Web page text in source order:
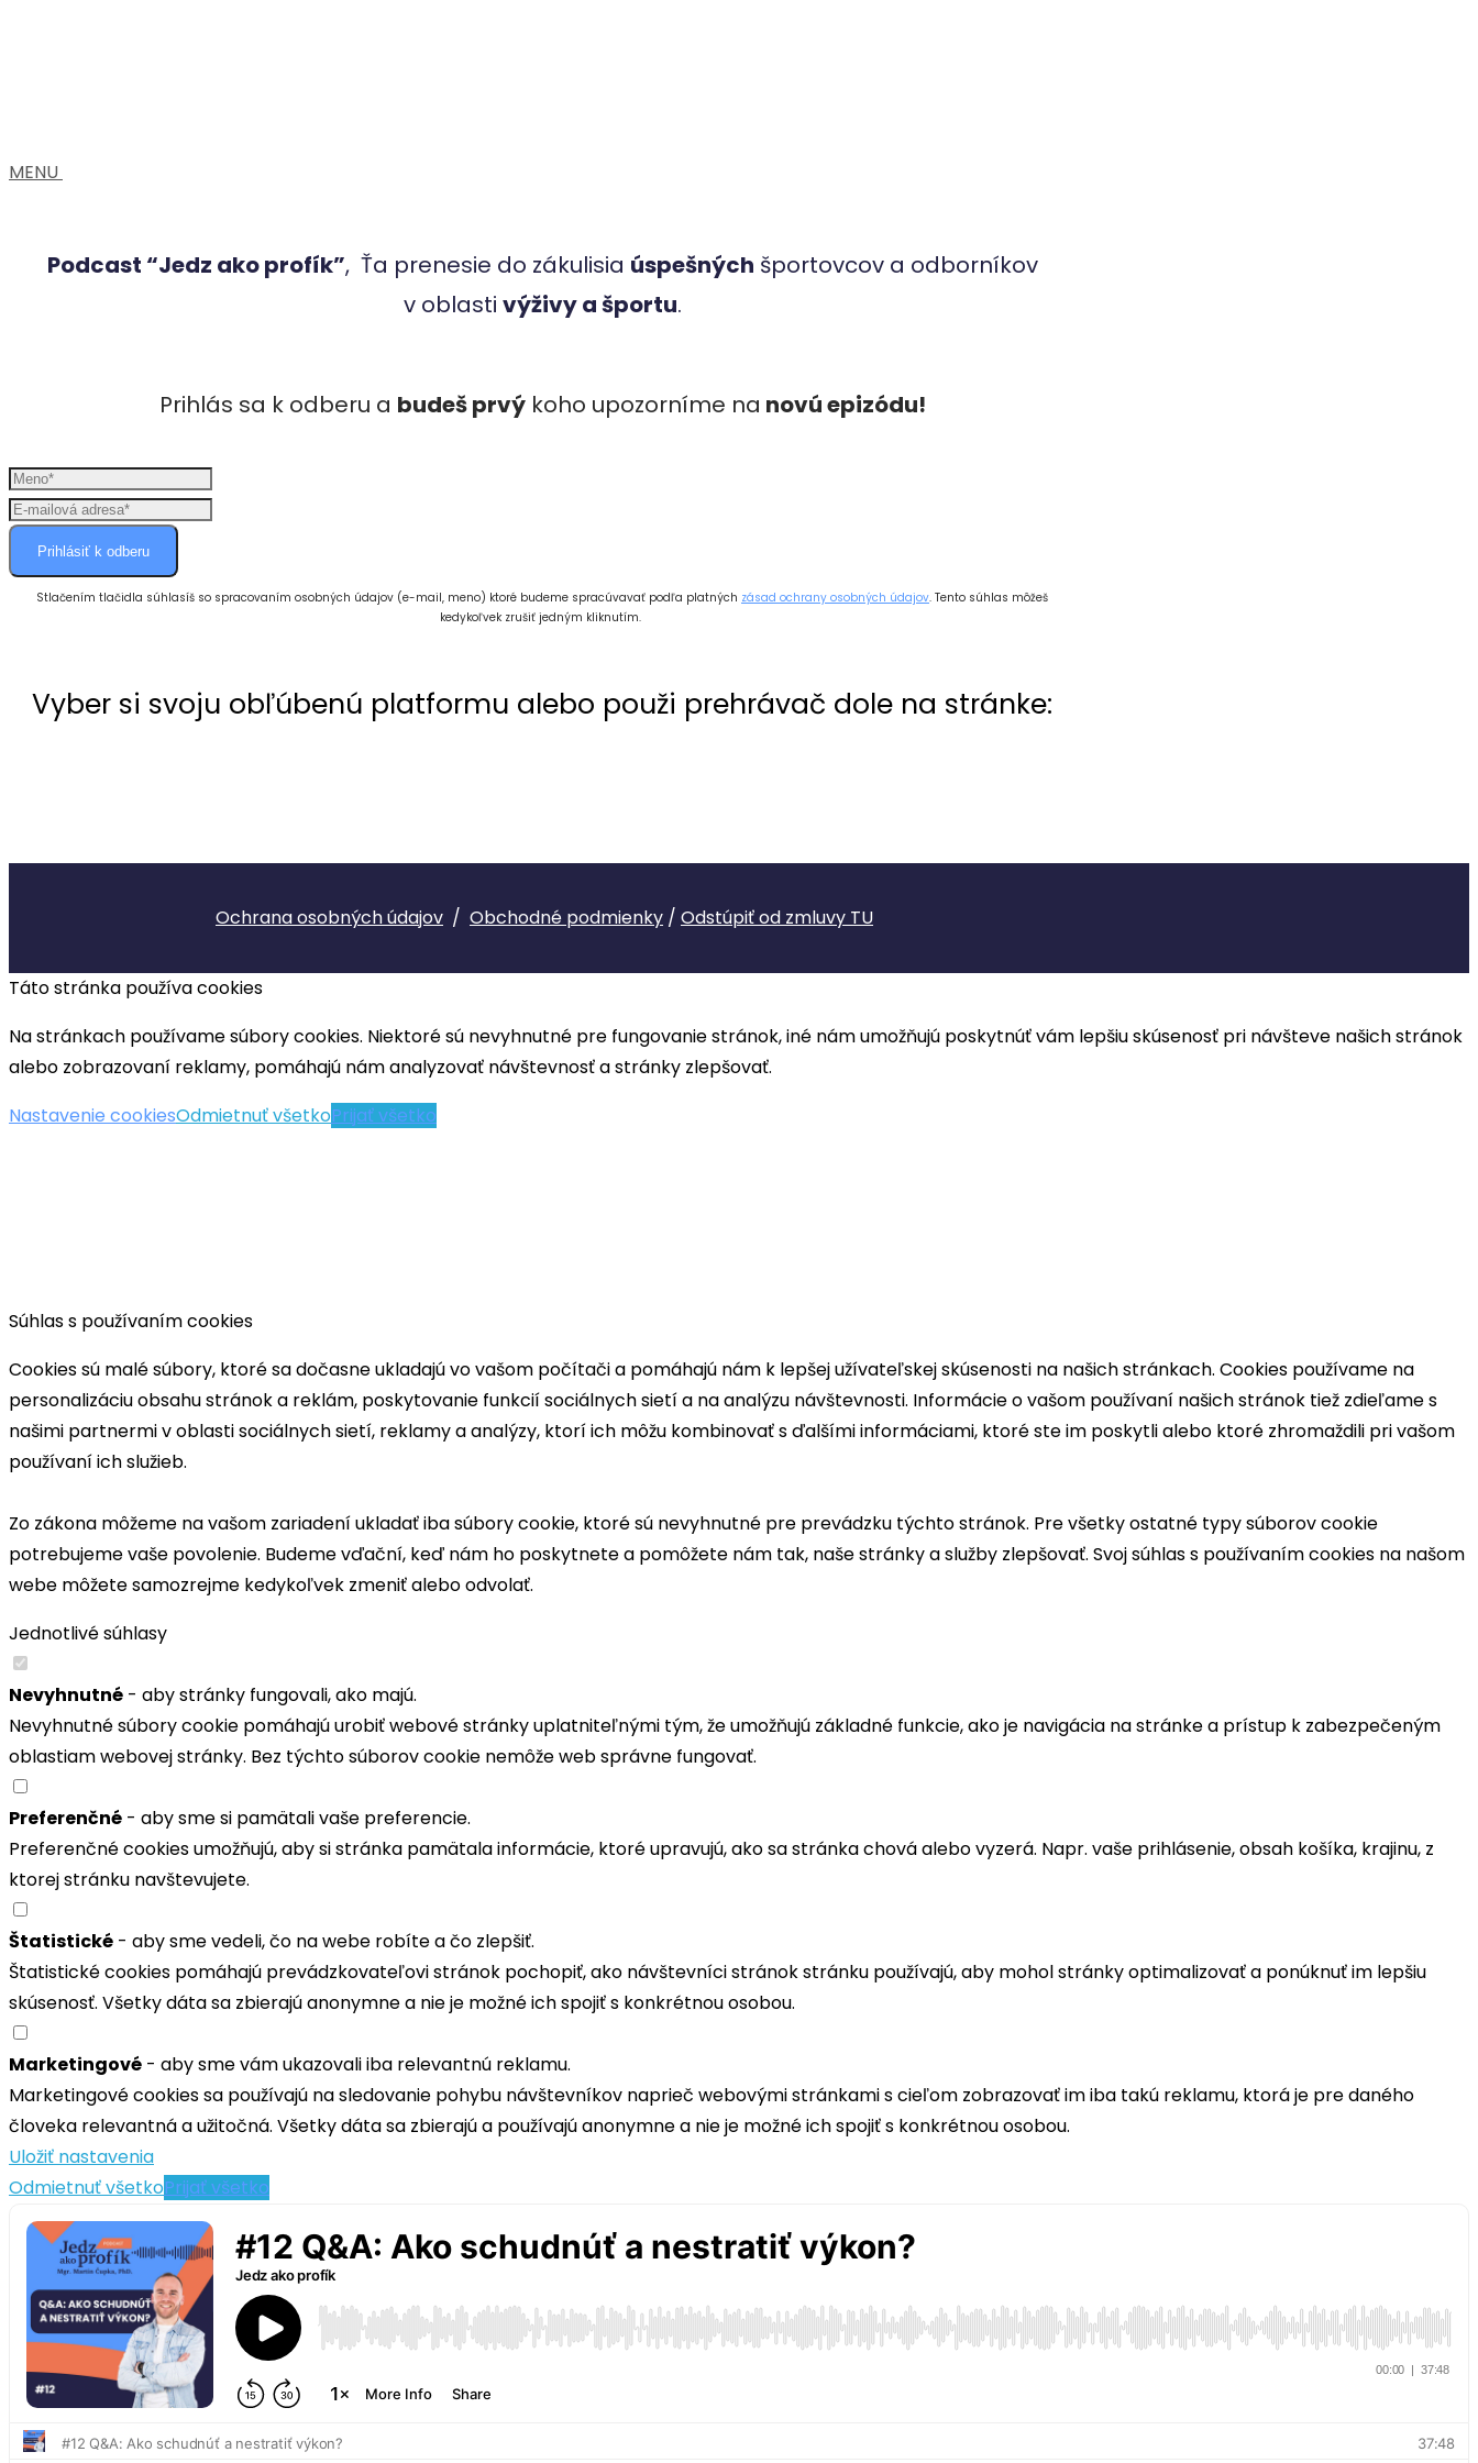
MENU
Podcast “Jedz ako profík”, Ťa prenesie do zákulisia úspešných športovcov a odborníkov
v oblasti výživy a športu.
Prihlás sa k odberu a budeš prvýkoho upozorníme na novú epizódu!
Prihlásiť k odberu
Stlačením tlačidla súhlasíš so spracovaním osobných údajov (e-mail, meno) ktoré budeme spracúvavať podľa platných zásad ochrany osobných údajov. Tento súhlas môžeš
kedykoľvek zrušiť jedným kliknutím.
Vyber si svoju obľúbenú platformu alebo použi prehrávač dole na stránke:
Ochrana osobných údajov / Obchodné podmienky / Odstúpiť od zmluvy TU
Táto stránka používa cookies
Na stránkach používame súbory cookies. Niektoré sú nevyhnutné pre fungovanie stránok, iné nám umožňujú poskytnúť vám lepšiu skúsenosť pri návšteve našich stránok
alebo zobrazovaní reklamy, pomáhajú nám analyzovať návštevnosť a stránky zlepšovať.
Nastavenie cookiesOdmietnuť všetkoPrijať všetko
Súhlas s používaním cookies
Cookies sú malé súbory, ktoré sa dočasne ukladajú vo vašom počítači a pomáhajú nám k lepšej užívateľskej skúsenosti na našich stránkach. Cookies používame na
personalizáciu obsahu stránok a reklám, poskytovanie funkcií sociálnych sietí a na analýzu návštevnosti. Informácie o vašom používaní našich stránok tiež zdieľame s
našimi partnermi v oblasti sociálnych sietí, reklamy a analýzy, ktorí ich môžu kombinovať s ďalšími informáciami, ktoré ste im poskytli alebo ktoré zhromaždili pri vašom
používaní ich služieb.
Zo zákona môžeme na vašom zariadení ukladať iba súbory cookie, ktoré sú nevyhnutné pre prevádzku týchto stránok. Pre všetky ostatné typy súborov cookie
potrebujeme vaše povolenie. Budeme vďační, keď nám ho poskytnete a pomôžete nám tak, naše stránky a služby zlepšovať. Svoj súhlas s používaním cookies na našom
webe môžete samozrejme kedykoľvek zmeniť alebo odvolať.
Jednotlivé súhlasy
Nevyhnutné - aby stránky fungovali, ako majú.
Nevyhnutné súbory cookie pomáhajú urobiť webové stránky uplatniteľnými tým, že umožňujú základné funkcie, ako je navigácia na stránke a prístup k zabezpečeným
oblastiam webovej stránky. Bez týchto súborov cookie nemôže web správne fungovať.
Preferenčné - aby sme si pamätali vaše preferencie.
Preferenčné cookies umožňujú, aby si stránka pamätala informácie, ktoré upravujú, ako sa stránka chová alebo vyzerá. Napr. vaše prihlásenie, obsah košíka, krajinu, z
ktorej stránku navštevujete.
Štatistické - aby sme vedeli, čo na webe robíte a čo zlepšiť.
Štatistické cookies pomáhajú prevádzkovateľovi stránok pochopiť, ako návštevníci stránok stránku používajú, aby mohol stránky optimalizovať a ponúknuť im lepšiu
skúsenosť. Všetky dáta sa zbierajú anonymne a nie je možné ich spojiť s konkrétnou osobou.
Marketingové - aby sme vám ukazovali iba relevantnú reklamu.
Marketingové cookies sa používajú na sledovanie pohybu návštevníkov naprieč webovými stránkami s cieľom zobrazovať im iba takú reklamu, ktorá je pre daného
človeka relevantná a užitočná. Všetky dáta sa zbierajú a používajú anonymne a nie je možné ich spojiť s konkrétnou osobou.
Uložiť nastavenia
Odmietnuť všetkoPrijať všetko